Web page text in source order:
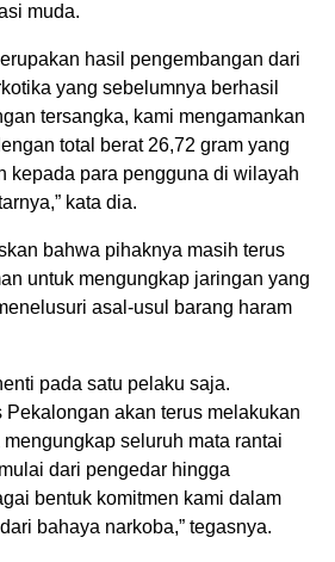
muda.
hasil pengembangan dari
yang sebelumnya berhasil
tersangka, kami mengamankan
total berat 26,72 gram yang
kepada para pengguna di wilayah
kata dia.
bahwa pihaknya masih terus
untuk mengungkap jaringan yang
asal-usul barang haram
pada satu pelaku saja.
Pekalongan akan terus melakukan
seluruh mata rantai
dari pengedar hingga
bentuk komitmen kami dalam
bahaya narkoba,” tegasnya.